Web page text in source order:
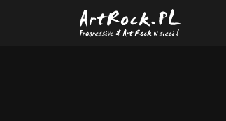
Przejdź do treści głównej